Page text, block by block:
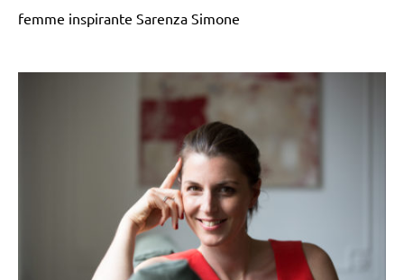
femme inspirante Sarenza Simone